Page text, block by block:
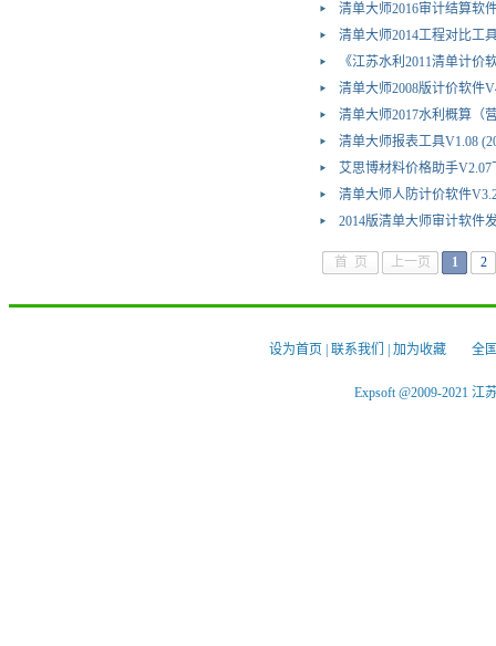
清单大师2016审计结算软
清单大师2014工程对比工
《江苏水利2011清单计价
清单大师2008版计价软件
清单大师2017水利概算（
清单大师报表工具V1.08 (
艾思博材料价格助手V2.07
清单大师人防计价软件
2014版清单大师审计软件
首 页 上一页 1 2
设为首页| 联系我们 | 加为收藏 全
Expsoft @2009-2021